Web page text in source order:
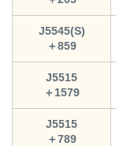
J5545(S)
＋859
J5515
＋1579
J5515
＋789